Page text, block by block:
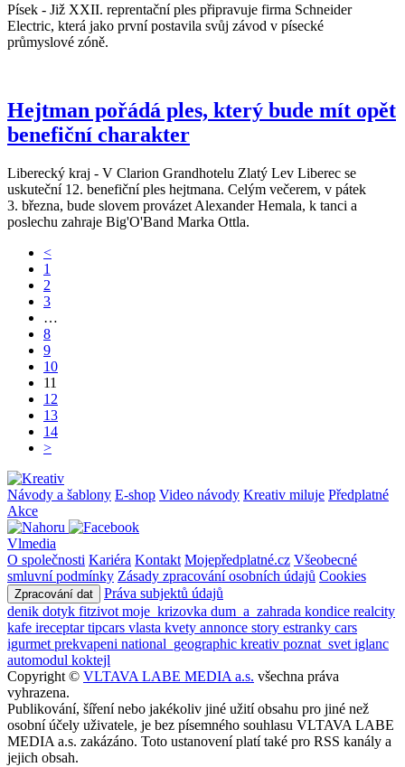
Písek - Již XXII. reprentační ples připravuje firma Schneider
Electric, která jako první postavila svůj závod v písecké
průmyslové zóně.
Hejtman pořádá ples, který bude mít opět
benefiční charakter
Liberecký kraj - V Clarion Grandhotelu Zlatý Lev Liberec se
uskuteční 12. benefiční ples hejtmana. Celým večerem, v pátek
3. března, bude slovem provázet Alexander Hemala, k tanci a
poslechu zahraje Big'O'Band Marka Ottla.
<
1
2
3
…
8
9
10
11
12
13
14
>
Návody a šablony E-shop Video návody Kreativ miluje Předplatné
Akce
Vlmedia
O společnosti Kariéra Kontakt Mojepředplatné.cz Všeobecné
smluvní podmínky Zásady zpracování osobních údajů Cookies
Zpracování dat
Práva subjektů údajů
denik dotyk fitzivot moje_krizovka dum_a_zahrada kondice realcity
kafe ireceptartipcars vlasta kvety annonce story estranky cars
igurmet prekvapeni national_geographic kreativ poznat_svet iglanc
automodul koktejl
Copyright © VLTAVA LABE MEDIA a.s. všechna práva
vyhrazena.
Publikování, šíření nebo jakékoliv jiné užití obsahu pro jiné než
osobní účely uživatele, je bez písemného souhlasu VLTAVA LABE
MEDIA a.s. zakázáno. Toto ustanovení platí také pro RSS kanály a
jejich obsah.